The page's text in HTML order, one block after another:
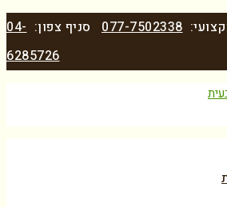
077-7502338 סניף צפון:04-
6285726